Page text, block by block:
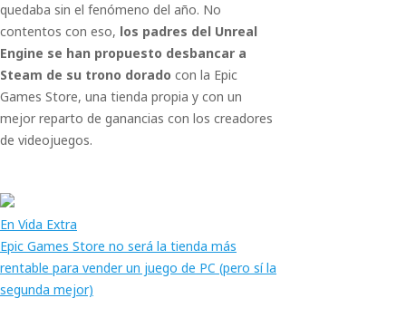
quedaba sin el fenómeno del año. No
contentos con eso, los padres del Unreal
Engine se han propuesto desbancar a
Steam de su trono dorado con la Epic
Games Store, una tienda propia y con un
mejor reparto de ganancias con los creadores
de videojuegos.
En Vida Extra
Epic Games Store no será la tienda más
rentable para vender un juego de PC (pero sí la
segunda mejor)